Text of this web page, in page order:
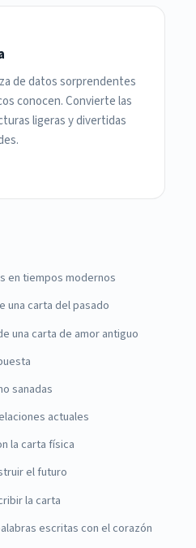
de datos sorprendentes
conocen. Convierte las
ligeras y divertidas
en tiempos modernos
una carta del pasado
una carta de amor antiguo
sanadas
actuales
la carta física
el futuro
la carta
escritas con el corazón